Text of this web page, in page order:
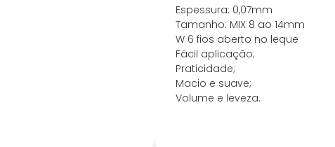
6x deR$7,13 com juros
7x de R$
8x deR$
Espessura: 0,07mm
Tamanho: MIX 8 ao 14mm
W 6 fios aberto no leque
Fácil aplicação;
Praticidade;
Macio e suave;
Volume e leveza.